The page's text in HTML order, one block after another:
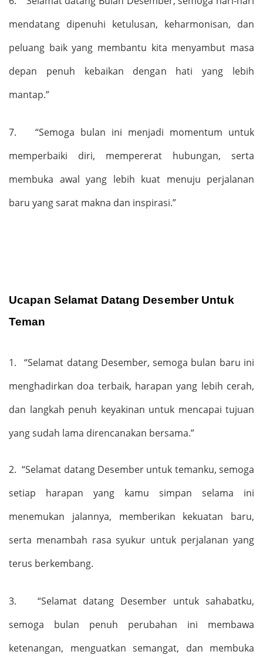
mendatang dipenuhi ketulusan, keharmonisan, dan
peluang baik yang membantu kita menyambut masa
depan penuh kebaikan dengan hati yang lebih
mantap.”
7. “Semoga bulan ini menjadi momentum untuk
memperbaiki diri, mempererat hubungan, serta
membuka awal yang lebih kuat menuju perjalanan
baru yang sarat makna dan inspirasi.”
Ucapan Selamat Datang Desember Untuk
Teman
1. “Selamat datang Desember, semoga bulan baru ini
menghadirkan doa terbaik, harapan yang lebih cerah,
dan langkah penuh keyakinan untuk mencapai tujuan
yang sudah lama direncanakan bersama.”
2. “Selamat datang Desember untuk temanku, semoga
setiap harapan yang kamu simpan selama ini
menemukan jalannya, memberikan kekuatan baru,
serta menambah rasa syukur untuk perjalanan yang
terus berkembang.
3. “Selamat datang Desember untuk sahabatku,
semoga bulan penuh perubahan ini membawa
ketenangan, menguatkan semangat, dan membuka